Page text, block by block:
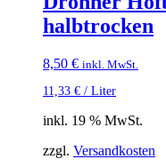
halbtrocken
8,50 € inkl. MwSt.
11,33 € / Liter
inkl. 19 % MwSt.
zzgl. Versandkosten